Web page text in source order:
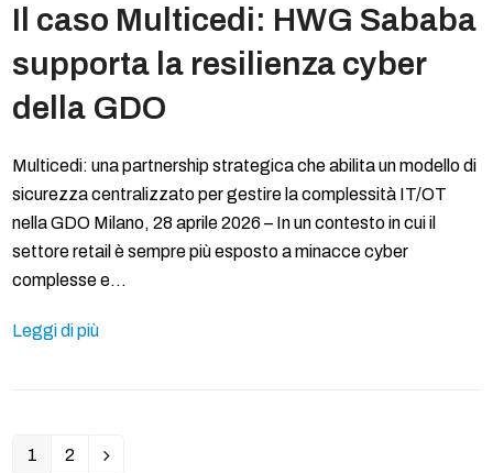
Il caso Multicedi: HWG Sababa
supporta la resilienza cyber
della GDO
Multicedi: una partnership strategica che abilita un modello di
sicurezza centralizzato per gestire la complessità IT/OT
nella GDO Milano, 28 aprile 2026 – In un contesto in cui il
settore retail è sempre più esposto a minacce cyber
complesse e…
Leggi di più
Pagina
1 Pagina
2 Successivo